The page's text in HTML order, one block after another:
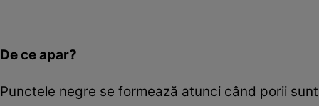
De ce apar?
Punctele negre se formează atunci când porii